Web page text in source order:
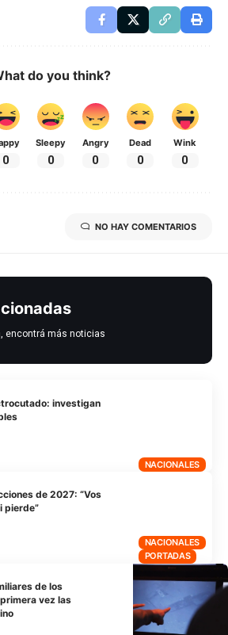
do you think?
0
Sleepy
0
Angry
0
Dead
0
Wink
0
NO HAY COMENTARIOS
encontrá más noticias
NACIONALES
investigan
NACIONALES
PORTADAS
de 2027: “Vos
pierde”
de los
vez las